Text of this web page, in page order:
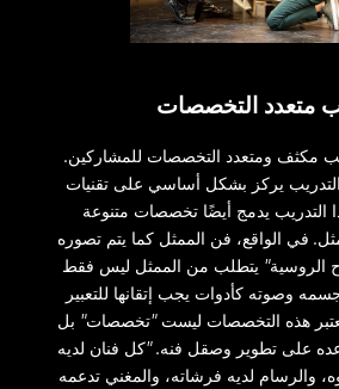
متعدد التخصصات
مكثف ومتعدد التخصصات للمشاركين.
يركز بشكل أساسي على تقنيات
التدريب يدمج أيضًا تخصصات متنوعة
في الواقع، فن الممثل كما يتم تصوره
الروسية" يتطلب من الممثل ليس فقط
وصوته كأدوات يجب إتقانها للتعبير
هذه التخصصات ليست "تخصصات" بل
على تطوير وصقل فنه. "كل فنان لديه
والرسام لديه فرشاته، والمغني تدعمه